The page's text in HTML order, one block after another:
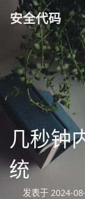
安全代码
几秒钟
统
发表于 2024-